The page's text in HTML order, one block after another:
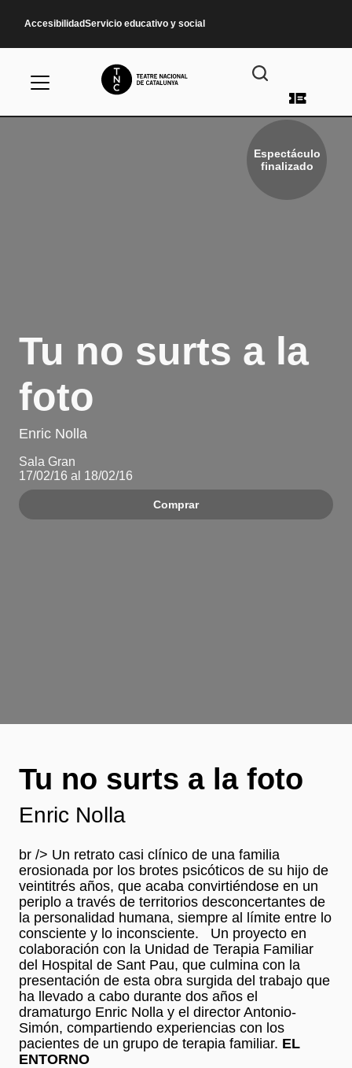
AccesibilidadServicio educativo y social
Menú
Espectáculo
finalizado
Tu no surts a la
foto
Enric Nolla
Sala Gran
17/02/16 al 18/02/16
Comprar
Tu no surts a la foto
Enric Nolla
br /> Un retrato casi clínico de una familia
erosionada por los brotes psicóticos de su hijo de
veintitrés años, que acaba convirtiéndose en un
periplo a través de territorios desconcertantes de
la personalidad humana, siempre al límite entre lo
consciente y lo inconsciente. Un proyecto en
colaboración con la Unidad de Terapia Familiar
del Hospital de Sant Pau, que culmina con la
presentación de esta obra surgida del trabajo que
ha llevado a cabo durante dos años el
dramaturgo Enric Nolla y el director Antonio-
Simón, compartiendo experiencias con los
pacientes de un grupo de terapia familiar. EL
ENTORNO